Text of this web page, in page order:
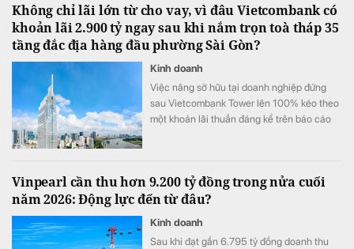
Không chỉ lãi lớn từ cho vay, vì đâu Vietcombank có
khoản lãi 2.900 tỷ ngay sau khi nắm trọn toà tháp 35
tầng đắc địa hàng đầu phường Sài Gòn?
Kinh doanh
Việc nâng sở hữu tại doanh nghiệp đứng
sau Vietcombank Tower lên 100% kéo theo
một khoản lãi thuần đáng kể trên báo cáo
Vinpearl cần thu hơn 9.200 tỷ đồng trong nửa cuối
năm 2026: Động lực đến từ đâu?
Kinh doanh
Sau khi đạt gần 6.795 tỷ đồng doanh thu